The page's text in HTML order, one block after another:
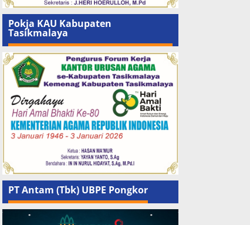
Pokja KAU Kabupaten
Tasikmalaya
PT Antam (Tbk) UBPE Pongkor